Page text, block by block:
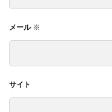
メール ※
サイト